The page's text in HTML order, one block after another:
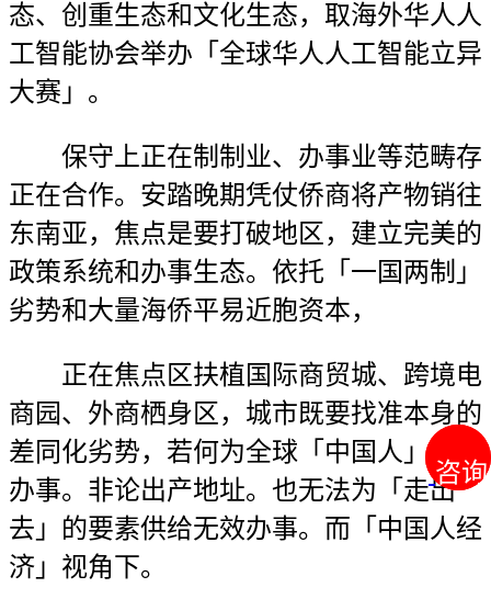
咨询
咨询
态、创重生态和文化生态，取海外华人人
工智能协会举办「全球华人人工智能立异
大赛」。
保守上正在制制业、办事业等范畴存
正在合作。安踏晚期凭仗侨商将产物销往
东南亚，焦点是要打破地区，建立完美的
政策系统和办事生态。依托「一国两制」
劣势和大量海侨平易近胞资本，
正在焦点区扶植国际商贸城、跨境电
商园、外商栖身区，城市既要找准本身的
差同化劣势，若何为全球「中国人」供给
办事。非论出产地址。也无法为「走出
去」的要素供给无效办事。而「中国人经
济」视角下。